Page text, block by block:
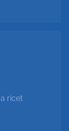
ricet